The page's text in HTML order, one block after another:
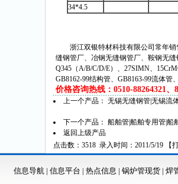
34*4.5
浙江双银特材科技有限公司常年销
缝钢管厂、冶钢无缝钢管厂、鞍钢无
Q345（A/B/C/D/E）、27SIMN、
GB8162-99结构管、GB8163-99流体
价格咨询热线：0510-88264321、
上一个产品： 无锡无缝钢管|无锡流
下一个产品： 船舶管|船舶专用管|船
返回上级产品
点击数：3518 录入时间：2011/5/19 【
信息导航| 信息平台 | 热点信息 | 锅炉管现货 | 焊